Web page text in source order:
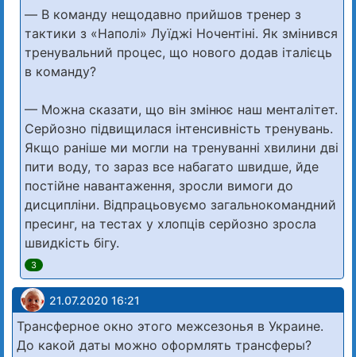
— В команду нещодавно прийшов тренер з
тактики з «Наполі» Луїджі Ночентіні. Як змінився
тренувальний процес, що нового додав італієць
в команду?
— Можна сказати, що він змінює наш менталітет.
Серйозно підвищилася інтенсивність тренувань.
Якщо раніше ми могли на тренуванні хвилини дві
пити воду, то зараз все набагато швидше, йде
постійне навантаження, зросли вимоги до
дисципліни. Відпрацьовуємо загальнокомандний
пресинг, на тестах у хлопців серйозно зросла
швидкість бігу.
3
21.07.2020 16:21
Трансферное окно этого межсезонья в Украине.
До какой даты можно оформлять трансферы?